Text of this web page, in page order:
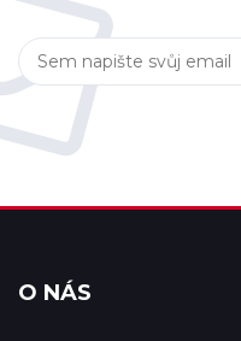
O NÁS